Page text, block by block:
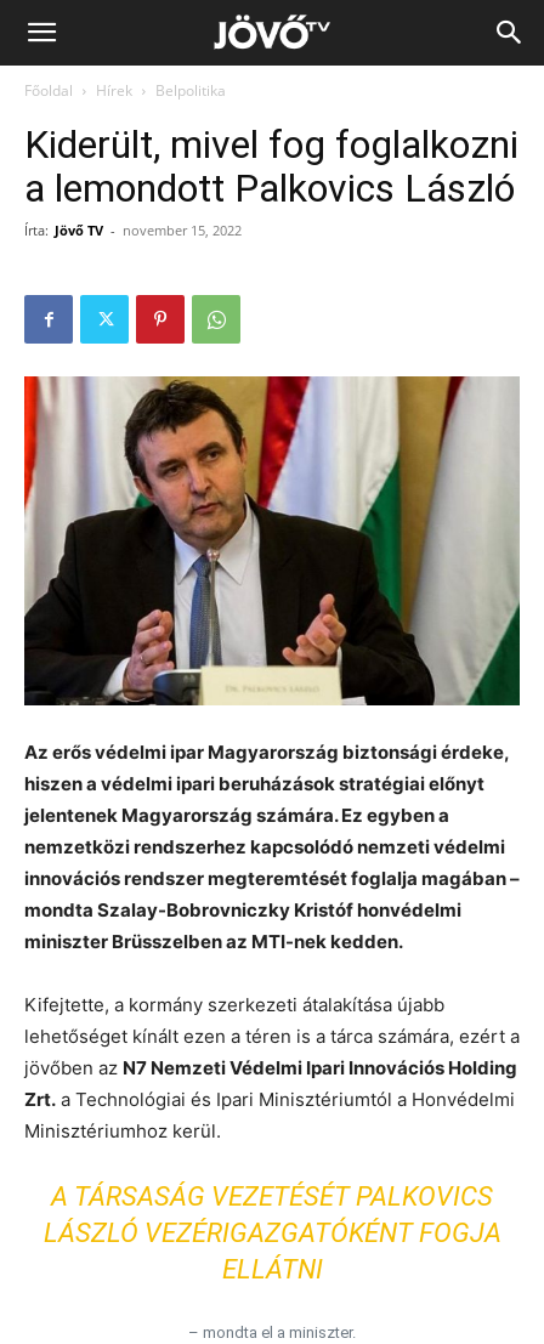
Jövő
Főoldal Hírek Belpolitika
Kiderült, mivel fog foglalkozni
a lemondott Palkovics László
Írta: Jövő TV - november 15, 2022
Az erős védelmi ipar Magyarország biztonsági érdeke,
hiszen a védelmi ipari beruházások stratégiai előnyt
jelentenek Magyarország számára. Ez egyben a
nemzetközi rendszerhez kapcsolódó nemzeti védelmi
innovációs rendszer megteremtését foglalja magában –
mondta Szalay-Bobrovniczky Kristóf honvédelmi
miniszter Brüsszelben az MTI-nek kedden.
Kifejtette, a kormány szerkezeti átalakítása újabb
lehetőséget kínált ezen a téren is a tárca számára, ezért a
jövőben az N7 Nemzeti Védelmi Ipari Innovációs Holding
Zrt. a Technológiai és Ipari Minisztériumtól a Honvédelmi
Minisztériumhoz kerül.
A TÁRSASÁG VEZETÉSÉT PALKOVICS
LÁSZLÓ VEZÉRIGAZGATÓKÉNT FOGJA
ELLÁTNI
– mondta el a miniszter.